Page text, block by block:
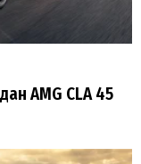
AMG CLA 45